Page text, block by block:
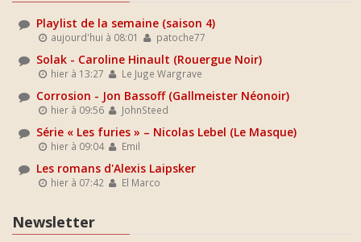
Playlist de la semaine (saison 4)
aujourd'hui à 08:01 patoche77
Solak - Caroline Hinault (Rouergue Noir)
hier à 13:27 Le Juge Wargrave
Corrosion - Jon Bassoff (Gallmeister Néonoir)
hier à 09:56 JohnSteed
Série « Les furies » – Nicolas Lebel (Le Masque)
hier à 09:04 Emil
Les romans d'Alexis Laipsker
hier à 07:42 El Marco
Newsletter